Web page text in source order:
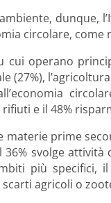
dunque,
circolare, come
cui operano
(27%),
e il 48%
materie prime
36% svolge
più specifici,
agricoli o